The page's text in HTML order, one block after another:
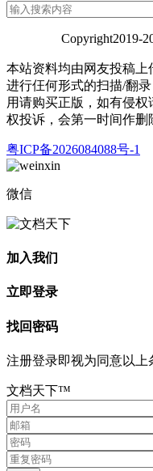
Copyright2019-
本站资料均由网友投稿
进行仼何形式的扫描/翻
用请购买正版，如有侵
权投诉，会第一时间作删
粤ICP备2026084088号-1
微信
加入我们
立即登录
找回密码
注册登录即视为同意以上
文档天下™